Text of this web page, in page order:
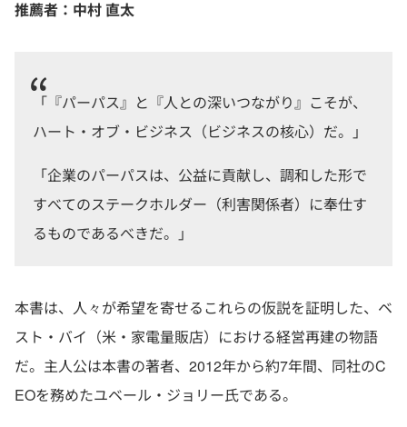
推薦者：中村 直太
「『パーパス』と『人との深いつながり』こそが、
ハート・オブ・ビジネス（ビジネスの核心）だ。」
「企業のパーパスは、公益に貢献し、調和した形で
すべてのステークホルダー（利害関係者）に奉仕す
るものであるべきだ。」
本書は、人々が希望を寄せるこれらの仮説を証明した、ベ
スト・バイ（米・家電量販店）における経営再建の物語
だ。主人公は本書の著者、2012年から約7年間、同社のC
EOを務めたユベール・ジョリー氏である。